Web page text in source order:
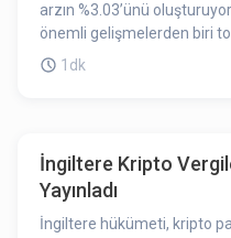
arzın %3.03’ünü
önemli gelişmelerden biri
açılımlarından önce kilitli
bir süre kalması OP’taki
1dk
İngiltere Kripto
Yayınladı
İngiltere hükümeti, kripto